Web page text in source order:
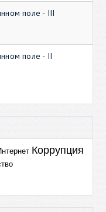
поле - III
поле - II
Коррупция